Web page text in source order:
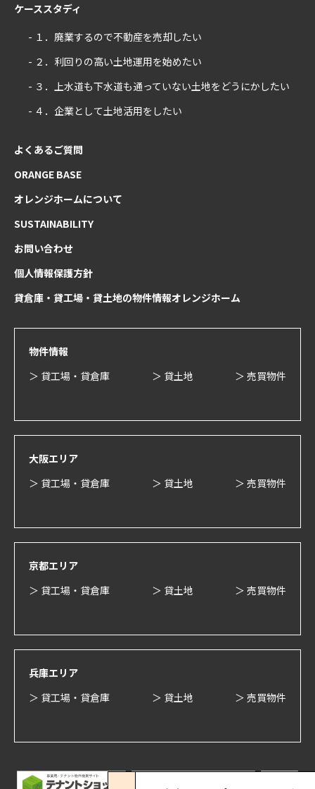
ケーススタディ
- １．廃業するので不動産を売却したい
- ２．利回りの高い土地運用を始めたい
- ３．上水道も下水道も通っていない土地をどうにかしたい
- ４．企業として土地活用をしたい
よくあるご質問
ORANGE BASE
オレンジホームについて
SUSTAINABILITY
お問い合わせ
個人情報保護方針
貸倉庫・貸工場・貸土地の物件情報オレンジホーム
物件情報
＞ 貸工場・貸倉庫
＞ 貸土地 ＞ 売買物件
大阪エリア
＞ 貸工場・貸倉庫
＞ 貸土地 ＞ 売買物件
京都エリア
＞ 貸工場・貸倉庫
＞ 貸土地 ＞ 売買物件
兵庫エリア
＞ 貸工場・貸倉庫
＞ 貸土地 ＞ 売買物件